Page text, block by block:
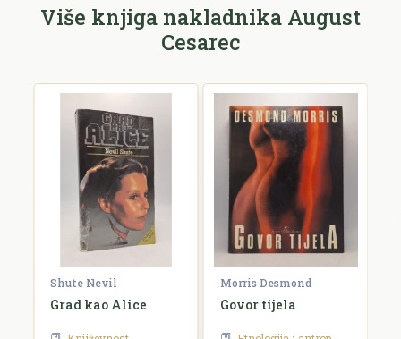
Više knjiga nakladnika August
Cesarec
Shute Nevil
Grad kao Alice
Morris Desmond
Govor tijela